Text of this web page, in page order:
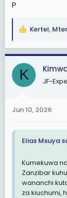
P
R
a
c
i
s
Kertel,
K JF-
Jun 10, 2026
Elias Msuya
Kumekuwa
Zanzibar
wananchi
za kiuchumi,